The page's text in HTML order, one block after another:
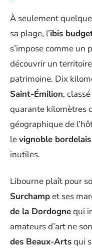
À seulement
sa plage, l’ibis
s’impose comme un
découvrir un
patrimoine. Dix
Saint-Émilion,
quarante kilomètres
géographique de
levignoble bordelais
inutiles.
Libourne plaît pour
Surchampet ses
de la Dordognequi
amateurs d’art ne
des Beaux-Artsqui